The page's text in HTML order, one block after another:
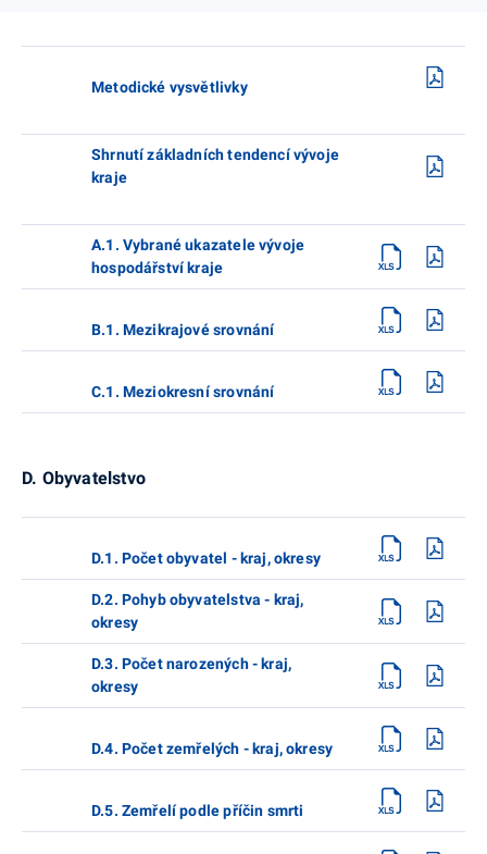
Metodické vysvětlivky
Shrnutí základních tendencí vývoje
kraje
A.1. Vybrané ukazatele vývoje
hospodářství kraje
B.1. Mezikrajové srovnání
C.1. Meziokresní srovnání
D. Obyvatelstvo
D.1. Počet obyvatel - kraj, okresy
D.2. Pohyb obyvatelstva - kraj,
okresy
D.3. Počet narozených - kraj,
okresy
D.4. Počet zemřelých - kraj, okresy
D.5. Zemřelí podle příčin smrti